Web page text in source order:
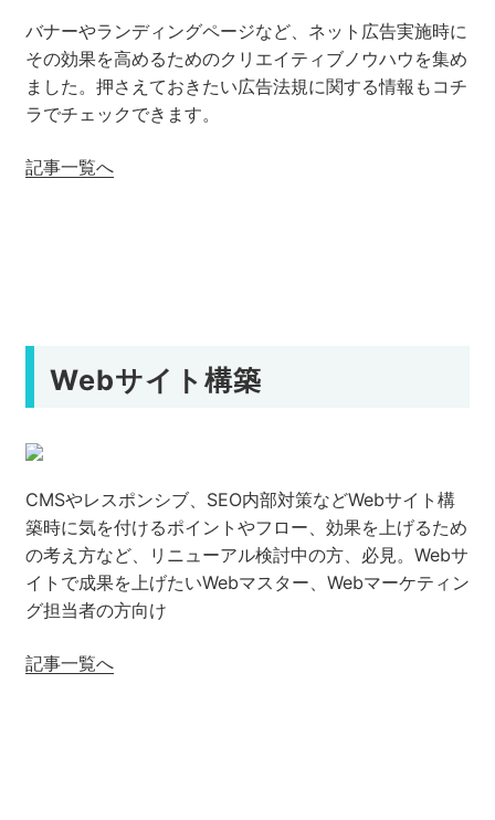
バナーやランディングページなど、ネット広告実施時に
その効果を高めるためのクリエイティブノウハウを集め
ました。押さえておきたい広告法規に関する情報もコチ
ラでチェックできます。
記事一覧へ
Webサイト構築
CMSやレスポンシブ、SEO内部対策などWebサイト構
築時に気を付けるポイントやフロー、効果を上げるため
の考え方など、リニューアル検討中の方、必見。Webサ
イトで成果を上げたいWebマスター、Webマーケティン
グ担当者の方向け
記事一覧へ